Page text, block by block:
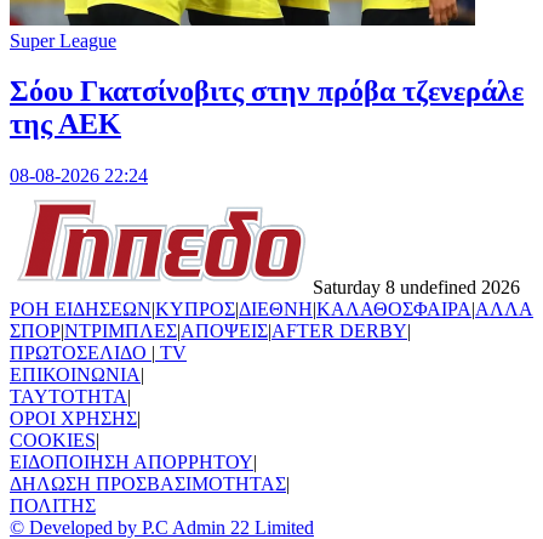
Super League
Σόου Γκατσίνοβιτς στην πρόβα τζενεράλε
της ΑΕΚ
08-08-2026 22:24
Saturday 8 undefined 2026
ΡΟΗ ΕΙΔΗΣΕΩΝ|ΚΥΠΡΟΣ|ΔΙΕΘΝΗ|ΚΑΛΑΘΟΣΦΑΙΡΑ|ΑΛΛΑ
ΣΠΟΡ|ΝΤΡΙΜΠΛΕΣ|ΑΠΟΨΕΙΣ|AFTER DERBY|
ΠΡΩΤΟΣΕΛΙΔΟ | TV
ΕΠΙΚΟΙΝΩΝΙΑ|
TAYTOTHTA|
ΟΡΟΙ ΧΡΗΣΗΣ|
COOKIES|
ΕΙΔΟΠΟΙΗΣΗ ΑΠΟΡΡΗΤΟΥ|
ΔΗΛΩΣΗ ΠΡΟΣΒΑΣΙΜΟΤΗΤΑΣ|
ΠΟΛΙΤΗΣ
© Developed by P.C Admin 22 Limited